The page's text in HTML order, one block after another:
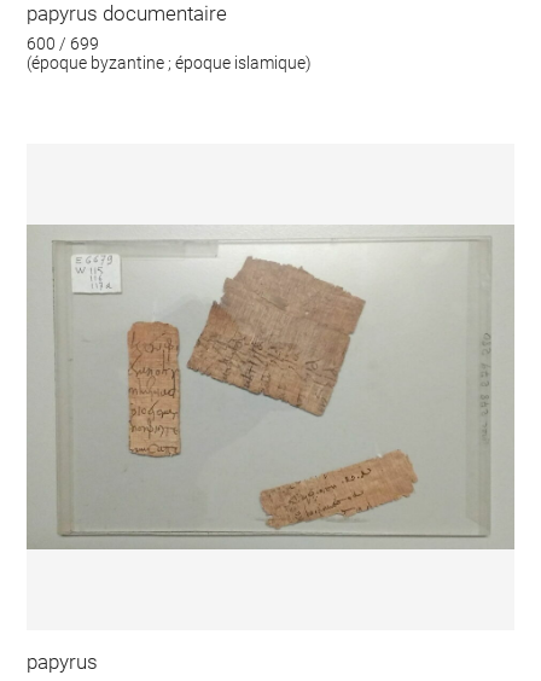
papyrus documentaire
600 / 699
(époque byzantine ; époque islamique)
papyrus